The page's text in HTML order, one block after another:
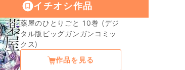
イチオシ作品
薬屋のひとりごと 10巻 (デジ
タル版ビッグガンガンコミッ
クス)
作品を見る